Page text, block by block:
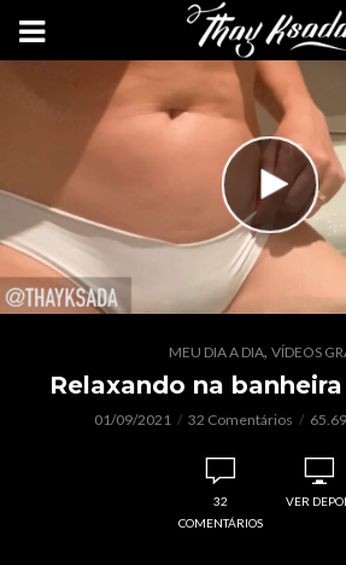
MEU DIA A DIA, VÍDEOS
Relaxando na
01/09/2021 32 Comentários
32
COMENTÁRIOS
VER